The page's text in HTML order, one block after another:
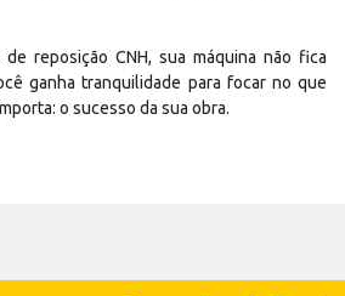
de reposição CNH, sua máquina não fica
ganha tranquilidade para focar no que
o sucesso da sua obra.